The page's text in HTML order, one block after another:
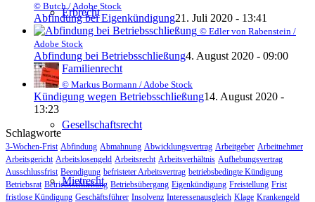
Erbrecht
Familienrecht
Gesellschaftsrecht
Mietrecht
© Butch / Adobe Stock
Abfindung bei Eigenkündigung21. Juli 2020 - 13:41
© Edler von Rabenstein /
Adobe Stock
Abfindung bei Betriebsschließung4. August 2020 - 09:00
© Markus Bormann / Adobe Stock
Kündigung wegen Betriebsschließung14. August 2020 -
13:23
Schlagworte
3-Wochen-Frist Abfindung Abmahnung Abwicklungsvertrag Arbeitgeber Arbeitnehmer
Arbeitsgericht Arbeitslosengeld Arbeitsrecht Arbeitsverhältnis Aufhebungsvertrag
Ausschlussfrist Beendigung befristeter Arbeitsvertrag betriebsbedingte Kündigung
Betriebsrat Betriebsschließung Betriebsübergang Eigenkündigung Freistellung Frist
fristlose Kündigung Geschäftsführer Insolvenz Interessenausgleich Klage Krankengeld